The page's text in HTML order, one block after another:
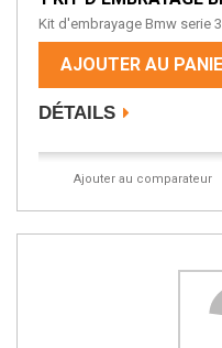
Kit d'embrayage Bmw serie 3
AJOUTER AU
DÉTAILS
Ajouter au comparateur